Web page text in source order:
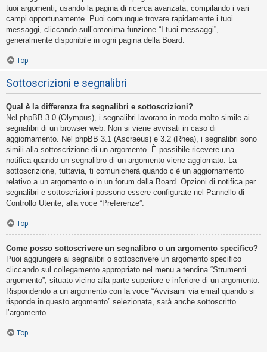
tuoi argomenti, usando la pagina di ricerca avanzata, compilando i vari
campi opportunamente. Puoi comunque trovare rapidamente i tuoi
messaggi, cliccando sull’omonima funzione “I tuoi messaggi”,
generalmente disponibile in ogni pagina della Board.
Top
Sottoscrizioni e segnalibri
Qual è la differenza fra segnalibri e sottoscrizioni?
Nel phpBB 3.0 (Olympus), i segnalibri lavorano in modo molto simile ai
segnalibri di un browser web. Non si viene avvisati in caso di
aggiornamento. Nel phpBB 3.1 (Ascraeus) e 3.2 (Rhea), i segnalibri sono
simili alla sottoscrizione di un argomento. È possibile ricevere una
notifica quando un segnalibro di un argomento viene aggiornato. La
sottoscrizione, tuttavia, ti comunicherà quando c’è un aggiornamento
relativo a un argomento o in un forum della Board. Opzioni di notifica per
segnalibri e sottoscrizioni possono essere configurate nel Pannello di
Controllo Utente, alla voce “Preferenze”.
Top
Come posso sottoscrivere un segnalibro o un argomento specifico?
Puoi aggiungere ai segnalibri o sottoscrivere un argomento specifico
cliccando sul collegamento appropriato nel menu a tendina “Strumenti
argomento”, situato vicino alla parte superiore e inferiore di un argomento.
Rispondendo a un argomento con la voce “Avvisami via email quando si
risponde in questo argomento” selezionata, sarà anche sottoscritto
l’argomento.
Top